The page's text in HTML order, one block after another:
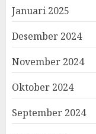
Januari 2025
Desember 2024
November 2024
Oktober 2024
September 2024